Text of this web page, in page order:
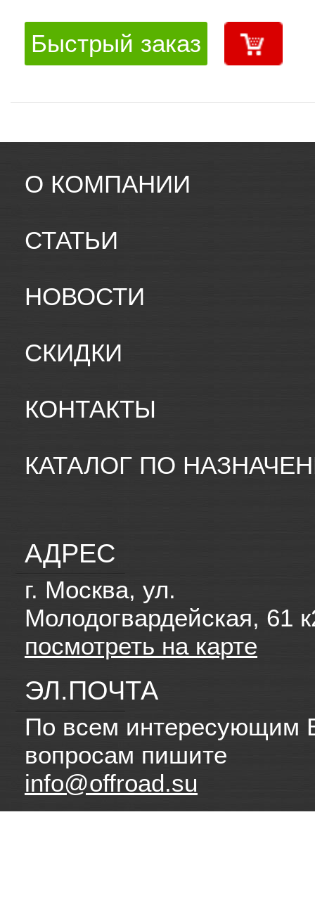
Быстрый заказ
О КОМПАНИИ
СТАТЬИ
НОВОСТИ
СКИДКИ
КОНТАКТЫ
КАТАЛОГ ПО
АДРЕС
г. Москва, ул.
Молодогвардейская, 61
посмотреть на карте
ЭЛ.ПОЧТА
По всем интересующим
вопросам пишите
info@offroad.su